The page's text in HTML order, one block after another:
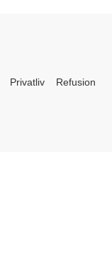
Privatliv
Refusion